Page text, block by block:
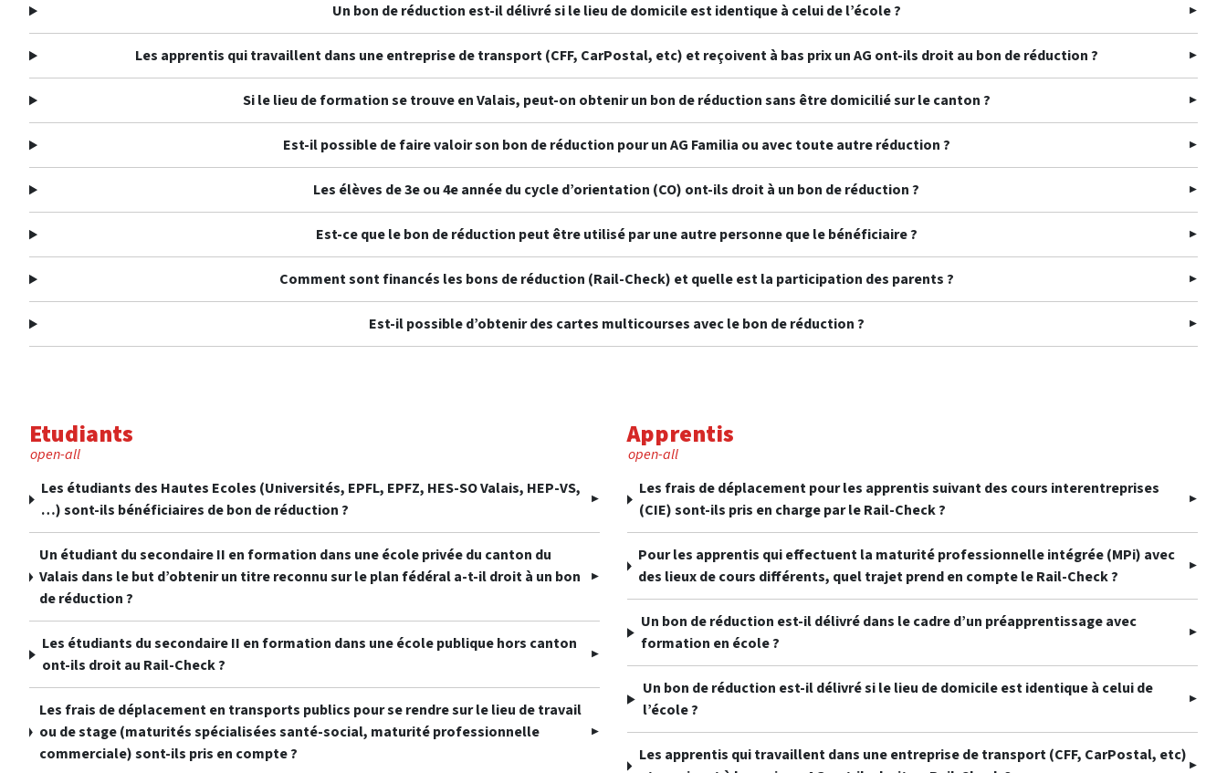
Un bon de réduction est-il délivré si le lieu de domicile est identique à celui de l’école ?
Les apprentis qui travaillent dans une entreprise de transport (CFF, CarPostal, etc) et reçoivent à bas prix un AG ont-ils droit au bon de réduction ?
Si le lieu de formation se trouve en Valais, peut-on obtenir un bon de réduction sans être domicilié sur le canton ?
Est-il possible de faire valoir son bon de réduction pour un AG Familia ou avec toute autre réduction ?
Les élèves de 3e ou 4e année du cycle d’orientation (CO) ont-ils droit à un bon de réduction ?
Est-ce que le bon de réduction peut être utilisé par une autre personne que le bénéficiaire ?
Comment sont financés les bons de réduction (Rail-Check) et quelle est la participation des parents ?
Est-il possible d’obtenir des cartes multicourses avec le bon de réduction ?
Etudiants
open-all
Les étudiants des Hautes Ecoles (Universités, EPFL, EPFZ, HES-SO Valais, HEP-VS,
…) sont-ils bénéficiaires de bon de réduction ?
Un étudiant du secondaire II en formation dans une école privée du canton du
Valais dans le but d’obtenir un titre reconnu sur le plan fédéral a-t-il droit à un bon
de réduction ?
Les étudiants du secondaire II en formation dans une école publique hors canton
ont-ils droit au Rail-Check ?
Les frais de déplacement en transports publics pour se rendre sur le lieu de travail
ou de stage (maturités spécialisées santé-social, maturité professionnelle
commerciale) sont-ils pris en compte ?
Apprentis
open-all
Les frais de déplacement pour les apprentis suivant des cours interentreprises
(CIE) sont-ils pris en charge par le Rail-Check ?
Pour les apprentis qui effectuent la maturité professionnelle intégrée (MPi) avec
des lieux de cours différents, quel trajet prend en compte le Rail-Check ?
Un bon de réduction est-il délivré dans le cadre d’un préapprentissage avec
formation en école ?
Un bon de réduction est-il délivré si le lieu de domicile est identique à celui de
l’école ?
Les apprentis qui travaillent dans une entreprise de transport (CFF, CarPostal, etc)